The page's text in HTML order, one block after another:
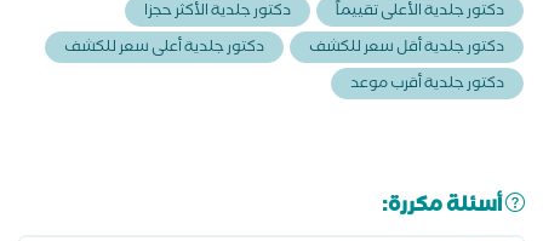
دكتور جلدية الأعلى تقييماً
دكتور جلدية الأكثر حجزا
دكتور جلدية أقل سعر للكشف
دكتور جلدية أعلى سعر للكشف
دكتور جلدية أقرب موعد
أسئلة مكررة: